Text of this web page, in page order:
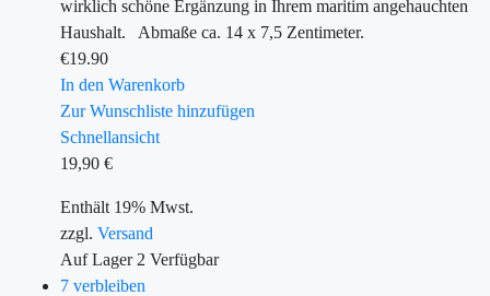
wirklich schöne Ergänzung in Ihrem maritim angehauchten
Haushalt. Abmaße ca. 14 x 7,5 Zentimeter.
€19.90
In den Warenkorb
Zur Wunschliste hinzufügen
Schnellansicht
19,90 €
Enthält 19% Mwst.
zzgl. Versand
Auf Lager2 Verfügbar
7 verbleiben